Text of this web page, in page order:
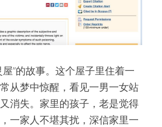
”的故事。这个屋子里住着一
从梦中惊醒，看见一男一女站
消失。家里的孩子，老是觉得
一家人不堪其扰，深信家里一